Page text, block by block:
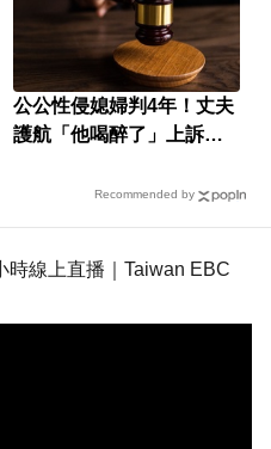
公公性侵媳婦判4年！丈夫
護航「他喝醉了」上訴遭
Recommended by
時線上直播｜Taiwan EBC